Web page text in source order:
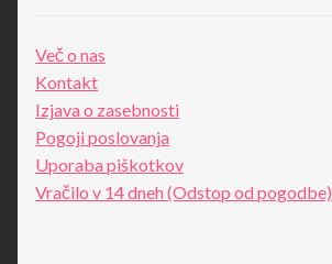
Več o nas
Kontakt
Izjava o zasebnosti
Pogoji poslovanja
Uporaba piškotkov
Vračilo v 14 dneh (Odstop od pogodbe)